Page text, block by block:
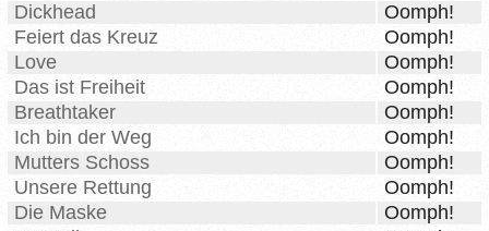
Dickhead
Oomph!
Feiert das Kreuz
Oomph!
Love
Oomph!
Das ist Freiheit
Oomph!
Breathtaker
Oomph!
Ich bin der Weg
Oomph!
Mutters Schoss
Oomph!
Unsere Rettung
Oomph!
Die Maske
Oomph!